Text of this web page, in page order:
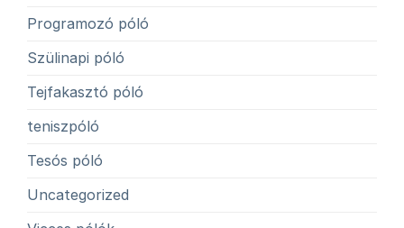
Programozó póló
Szülinapi póló
Tejfakasztó póló
teniszpóló
Tesós póló
Uncategorized